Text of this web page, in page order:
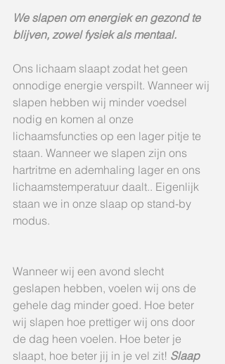
We slapen om energiek en gezond te
blijven, zowel fysiek als mentaal.
Ons lichaam slaapt zodat het geen
onnodige energie verspilt. Wanneer wij
slapen hebben wij minder voedsel
nodig en komen al onze
lichaamsfuncties op een lager pitje te
staan. Wanneer we slapen zijn ons
hartritme en ademhaling lager en ons
lichaamstemperatuur daalt.. Eigenlijk
staan we in onze slaap op stand-by
modus.
Wanneer wij een avond slecht
geslapen hebben, voelen wij ons de
gehele dag minder goed. Hoe beter
wij slapen hoe prettiger wij ons door
de dag heen voelen. Hoe beter je
slaapt, hoe beter jij in je vel zit! Slaap